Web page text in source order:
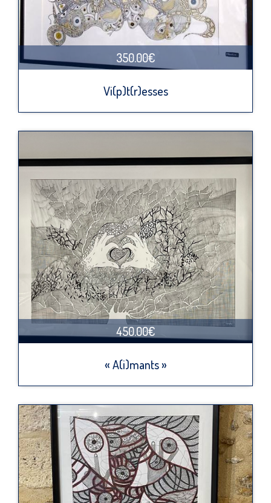
350.00€
Vi(p)t(r)esses
450.00€
« A(i)mants »